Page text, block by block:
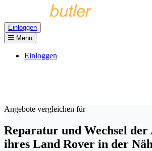
Einloggen
Menu
Einloggen
Angebote vergleichen für
Reparatur und Wechsel
ihres Land Rover in der